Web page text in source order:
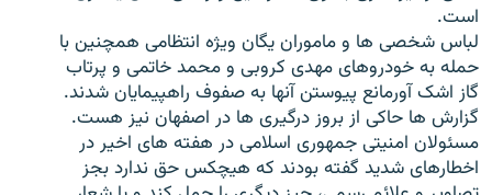
زبان‌های دیگراست.
لباس شخصی ها و ماموران یگان ویژه انتظامی همچنین با
حمله به خودروهای مهدی کروبی و محمد خاتمی و پرتاب
گاز اشک آورمانع پیوستن آنها به صفوف راهپیمایان شدند.
گزارش ها حاکی از بروز درگیری ها در اصفهان نیز هست.
مسئولان امنیتی جمهوری اسلامی در هفته های اخیر در
اخطارهای شدید گفته بودند که هیچکس حق ندارد بجز